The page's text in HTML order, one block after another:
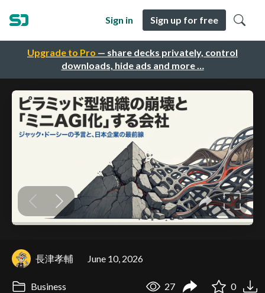
Upgrade to Pro — share decks privately, control
downloads, hide ads and more …
Sign in Sign up for free
長津孝輔 June 10, 2026
Business 27 0